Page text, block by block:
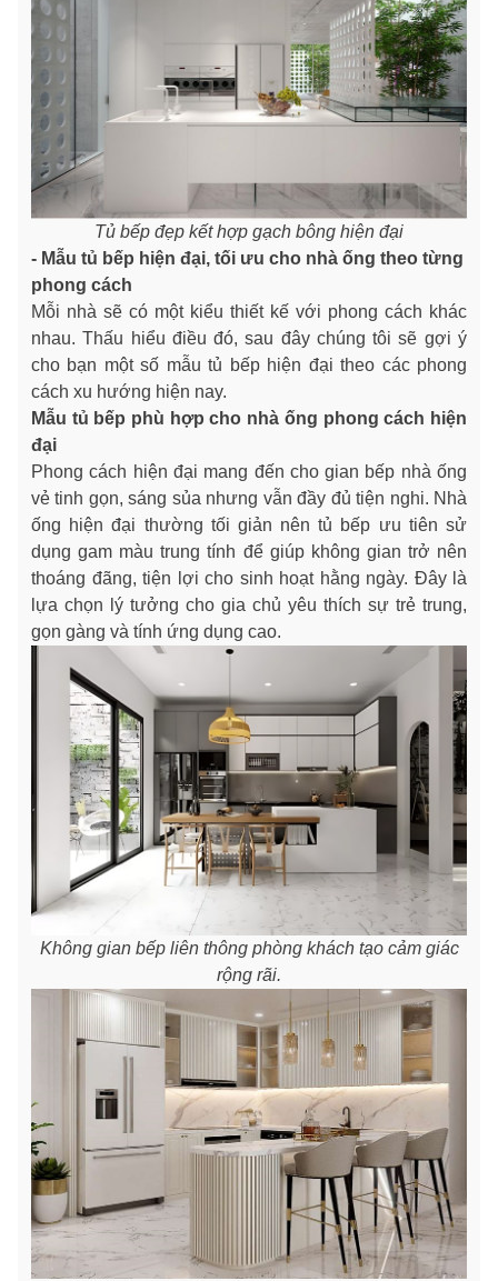
Tủ bếp đẹp kết hợp gạch bông hiện đại
- Mẫu tủ bếp hiện đại, tối ưu cho nhà ống theo từng
phong cách
Mỗi nhà sẽ có một kiểu thiết kế với phong cách khác
nhau. Thấu hiểu điều đó, sau đây chúng tôi sẽ gợi ý
cho bạn một số mẫu tủ bếp hiện đại theo các phong
cách xu hướng hiện nay.
Mẫu tủ bếp phù hợp cho nhà ống phong cách hiện
đại
Phong cách hiện đại mang đến cho gian bếp nhà ống
vẻ tinh gọn, sáng sủa nhưng vẫn đầy đủ tiện nghi. Nhà
ống hiện đại thường tối giản nên tủ bếp ưu tiên sử
dụng gam màu trung tính để giúp không gian trở nên
thoáng đãng, tiện lợi cho sinh hoạt hằng ngày. Đây là
lựa chọn lý tưởng cho gia chủ yêu thích sự trẻ trung,
gọn gàng và tính ứng dụng cao.
Không gian bếp liên thông phòng khách tạo cảm giác
rộng rãi.